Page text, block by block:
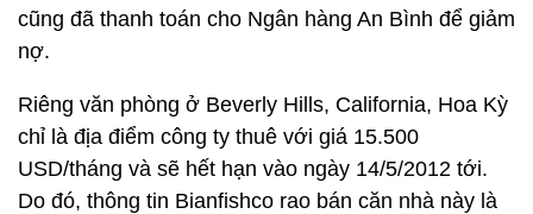
cũng đã thanh toán cho Ngân hàng An Bình để giảm
nợ.
Riêng văn phòng ở Beverly Hills, California, Hoa Kỳ
chỉ là địa điểm công ty thuê với giá 15.500
USD/tháng và sẽ hết hạn vào ngày 14/5/2012 tới.
Do đó, thông tin Bianfishco rao bán căn nhà này là